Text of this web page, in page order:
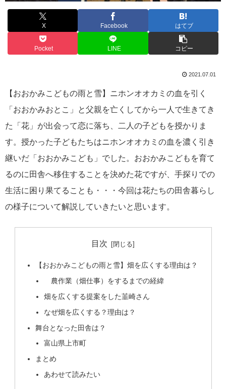
X Facebook はてブ
Pocket LINE コピー
2021.07.01
【おおかみこどもの雨と雪】ニホンオオカミの血を引く
「おおかみおとこ」と父親を亡くしてから一人で生きてき
た「花」が出会って恋に落ち、二人の子どもを授かりま
す。授かった子どもたちはニホンオオカミの血を濃く引き
継いだ「おおかみこども」でした。おおかみこどもを育て
るのに田舎へ移住することを決めた花ですが、手探りでの
生活に困り果てることも・・・今回は花たちの田舎暮らし
の様子について解説していきたいと思います。
目次
【おおかみこどもの雨と雪】畑を広くする理由は？
農作業（畑仕事）をするまでの経緯
畑を広くする提案をした韮崎さん
なぜ畑を広くする？理由は？
舞台となった田舎は？
富山県上市町
まとめ
あわせて読みたい